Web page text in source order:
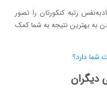
رتبه کنکورتان را تصور
به بهترین نتیجه به شما کمک
شما دارد؟
دیگران